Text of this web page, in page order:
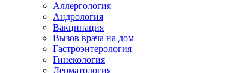
Аллергология
Андрология
Вакцинация
Вызов врача на дом
Гастроэнтерология
Гинекология
Дерматология